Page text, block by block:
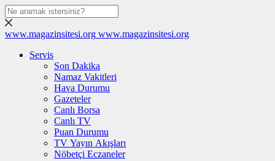
www.magazinsitesi.org www.magazinsitesi.org
Servis
Son Dakika
Namaz Vakitleri
Hava Durumu
Gazeteler
Canlı Borsa
Canlı TV
Puan Durumu
TV Yayın Akışları
Nöbetçi Eczaneler